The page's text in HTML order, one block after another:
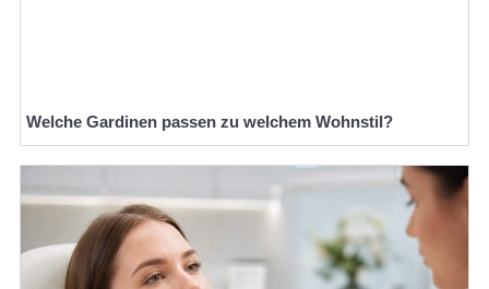
Welche Gardinen passen zu welchem Wohnstil?